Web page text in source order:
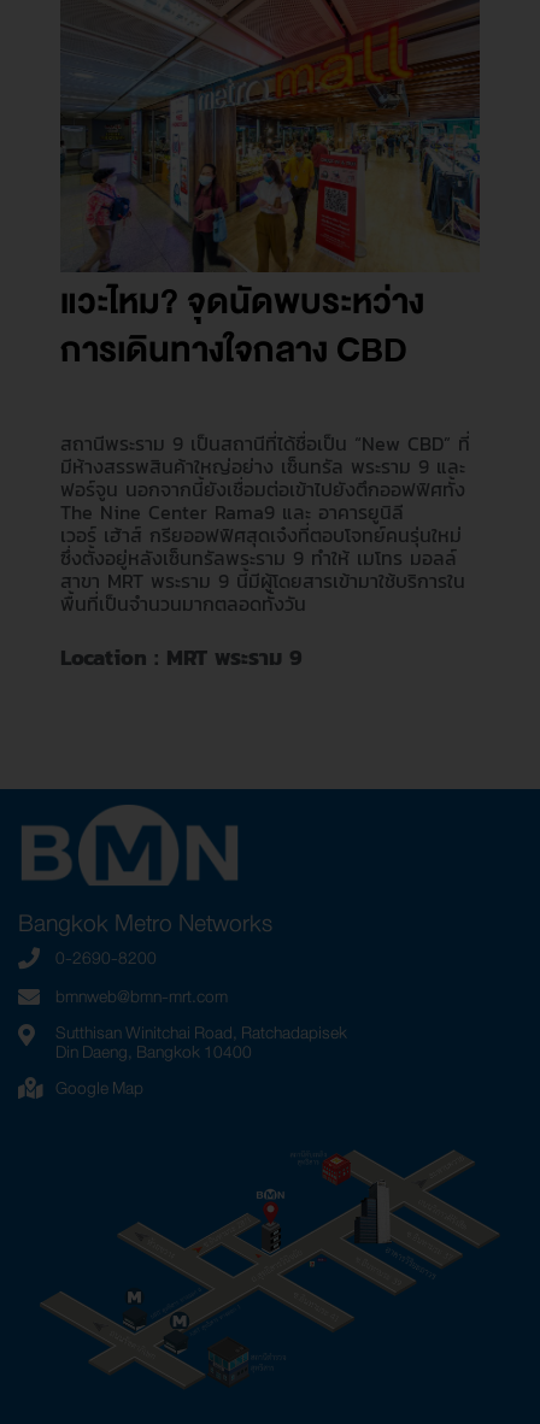
แวะไหม? จุดนัดพบระหว่าง
การเดินทางใจกลาง CBD
สถานีพระราม 9 เป็นสถานีที่ได้ชื่อเป็น “New CBD” ที่
มีห้างสรรพสินค้าใหญ่อย่าง เซ็นทรัล พระราม 9 และ
ฟอร์จูน นอกจากนี้ยังเชื่อมต่อเข้าไปยังตึกออฟฟิศทั้ง
The Nine Center Rama9 และ อาคารยูนิลี
เวอร์ เฮ้าส์ กรียออฟฟิศสุดเจ๋งที่ตอบโจทย์คนรุ่นใหม่
ซึ่งตั้งอยู่หลังเซ็นทรัลพระราม 9 ทำให้ เมโทร มอลล์
สาขา MRT พระราม 9 นี้มีผู้โดยสารเข้ามาใช้บริการใน
พื้นที่เป็นจำนวนมากตลอดทั้งวัน
Location : MRT พระราม 9
Bangkok Metro Networks
0-2690-8200
bmnweb@bmn-mrt.com
Sutthisan Winitchai Road, Ratchadapisek
Din Daeng, Bangkok 10400
Google Map